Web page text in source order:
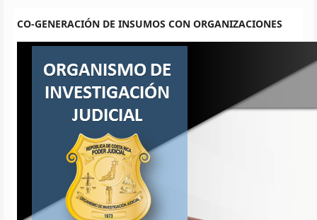
CO-GENERACIÓN DE INSUMOS CON ORGANIZACIONES